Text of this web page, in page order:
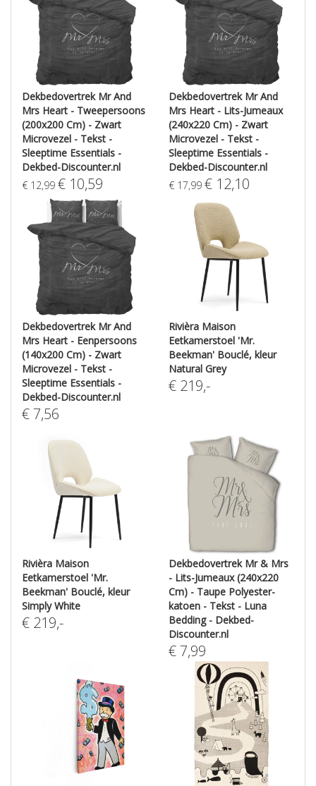
Dekbedovertrek Mr And
Mrs Heart - Tweepersoons
(200x200 Cm) - Zwart
Microvezel - Tekst -
Sleeptime Essentials -
Dekbed-Discounter.nl
€ 12,99 € 10,59
Dekbedovertrek Mr And
Mrs Heart - Lits-Jumeaux
(240x220 Cm) - Zwart
Microvezel - Tekst -
Sleeptime Essentials -
Dekbed-Discounter.nl
€ 17,99 € 12,10
Dekbedovertrek Mr And
Mrs Heart - Eenpersoons
(140x200 Cm) - Zwart
Microvezel - Tekst -
Sleeptime Essentials -
Dekbed-Discounter.nl
€7,56
Rivièra Maison
Eetkamerstoel 'Mr.
Beekman' Bouclé, kleur
Natural Grey
€ 219,-
Rivièra Maison
Eetkamerstoel 'Mr.
Beekman' Bouclé, kleur
Simply White
€ 219,-
Dekbedovertrek Mr & Mrs
- Lits-Jumeaux (240x220
Cm) - Taupe Polyester-
katoen - Tekst - Luna
Bedding - Dekbed-
Discounter.nl
€7,99